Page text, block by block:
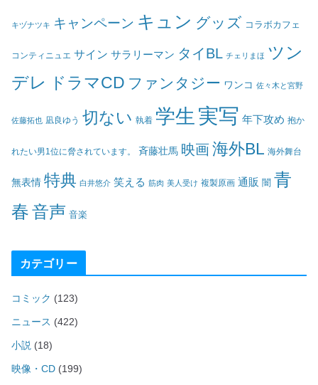
キヅナツキ キャンペーン キュン グッズ コラボカフェ
コンティニュエ サイン サラリーマン タイBL チェリまほ ツン
デレ ドラマCD ファンタジー ワンコ 佐々木と宮野
佐藤拓也 凪良ゆう 切ない 執着 学生 実写 年下攻め 抱か
れたい男1位に脅されています。 斉藤壮馬 映画海外BL 海外舞台
無表情 特典 白井悠介 笑える 筋肉 美人受け 複製原画 通販 闇 青
春音声 音楽
カテゴリー
コミック (123)
ニュース (422)
小説 (18)
映像・CD (199)